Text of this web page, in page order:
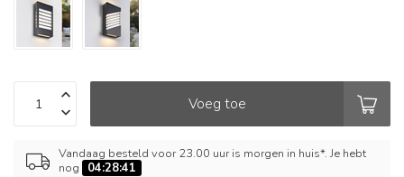
Voeg toe
Vandaag besteld voor 23.00 uur is morgen in huis*. Je hebt
nog
04:28:41